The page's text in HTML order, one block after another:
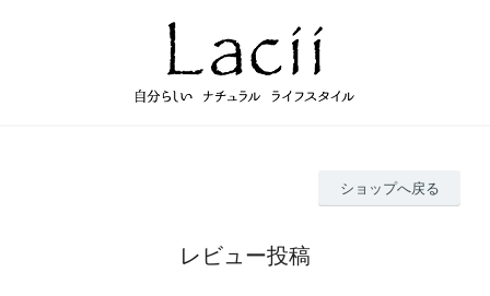
ショップへ戻る
レビュー投稿